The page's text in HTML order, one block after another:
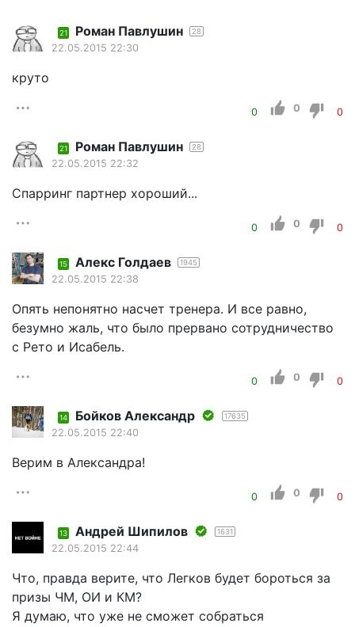
21 Роман Павлушин 28
22.05.2015 22:30
круто
0 0 0
21 Роман Павлушин 28
22.05.2015 22:32
Спарринг партнер хороший...
0 0 0
15 Алекс Голдаев 1945
22.05.2015 22:38
Опять непонятно насчет тренера. И все равно,
безумно жаль, что было прервано сотрудничество
с Рето и Исабель.
0 0 0
14 Бойков Александр 17635
22.05.2015 22:40
Верим в Александра!
0 0 0
13 Андрей Шипилов 1631
22.05.2015 22:44
Что, правда верите, что Легков будет бороться за
призы ЧМ, ОИ и КМ?
Я думаю, что уже не сможет собраться